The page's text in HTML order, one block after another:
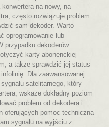
na nowy, na
często rozwiązuje problem.
sam dekoder. Warto
oprogramowanie lub
przypadku dekoderów
karty abonenckiej –
a także sprawdzić jej status
Dla zaawansowanej
satelitarnego, który
wskaże dokładny poziom
problem od dekodera i
oferujących pomoc techniczną
sygnału na wyjściu z